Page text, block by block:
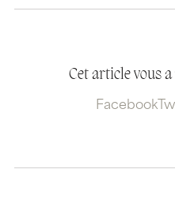
Cet article vous
Facebook